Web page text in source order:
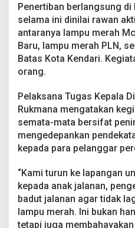
m
i
s
H
i
n
a
B
a
d
u
t
L
a
m
p
u
Penertiban berlangsung
selama ini dinilai rawan
antaranya lampu merah
Baru, lampu merah PLN,
Batas Kota Kendari.
orang.
Pelaksana Tugas Kepala
Rukmana mengatakan
semata-mata bersifat
mengedepankan
kepada para pelanggar
“Kami turun ke lapangan
kepada anak jalanan,
badut jalanan agar tidak
lampu merah. Ini bukan
tetapi juga